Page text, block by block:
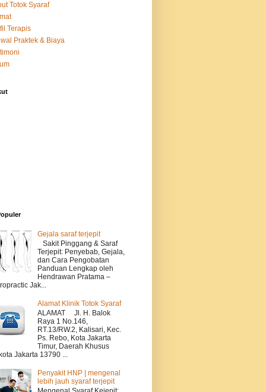
Totok Syaraf
Terapis
Praktek & Biaya
Gejala saraf terjepit
Sakit Pinggang & Saraf
Terjepit: Penyebab, Gejala,
dan Cara Pengobatan
Panduan Lengkap oleh
Hendrawan Pratama –
Jak...
Alamat Klinik Totok Syaraf
ALAMAT Jl. H. Balok
Raya 1 No.146,
RT.13/RW.2, Kalisari, Kec.
Ps. Rebo, Kota Jakarta
Timur, Daerah Khusus
Jakarta 13790 ...
Penyakit HNP | mengenal
lebih jauh syaraf terjepit